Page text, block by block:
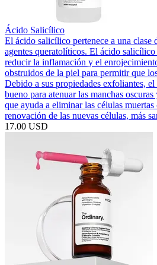
Ácido Salicílico
El ácido salicílico pertenece a una clase
agentes queratolíticos. El ácido
reducir la inflamación y el
obstruidos de la piel para permitir que
Debido a sus propiedades exfoliantes,
bueno para atenuar las manchas
que ayuda a eliminar las células
renovación de las nuevas células, más
17.00 USD